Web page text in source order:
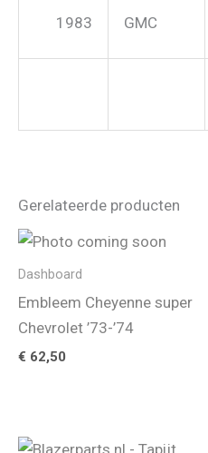
1983 GMC
Gerelateerde producten
Dashboard
Embleem Cheyenne super
Chevrolet ’73-’74
€ 62,50